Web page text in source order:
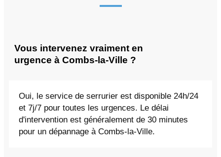
Vous intervenez vraiment en
urgence à Combs-la-Ville ?
Oui, le service de serrurier est disponible 24h/24
et 7j/7 pour toutes les urgences. Le délai
d'intervention est généralement de 30 minutes
pour un dépannage à Combs-la-Ville.